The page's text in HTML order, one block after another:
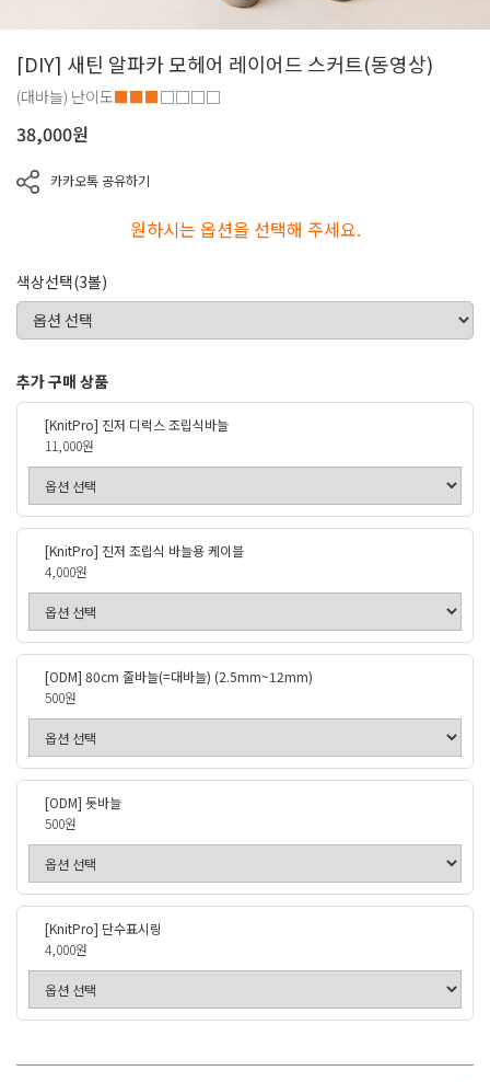
[DIY] 새틴 알파카 모헤어 레이어드 스커트(동영상)
(대바늘) 난이도■■■□□□□
38,000원
카카오톡 공유하기
원하시는 옵션을 선택해 주세요.
색상선택(3볼)
추가 구매 상품
[KnitPro] 진저 디럭스 조립식바늘
11,000원
[KnitPro] 진저 조립식 바늘용 케이블
4,000원
[ODM] 80cm 줄바늘(=대바늘) (2.5mm~12mm)
500원
[ODM] 돗바늘
500원
[KnitPro] 단수표시링
4,000원